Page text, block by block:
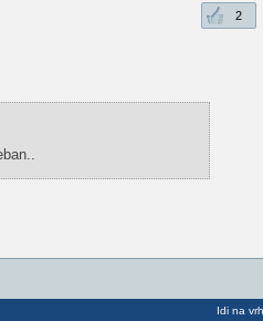
2
Idi na vrh